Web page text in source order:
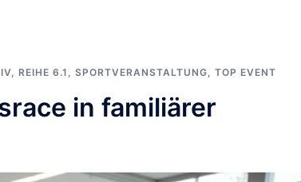
, REIHE 6.1 , SPORTVERANSTALTUNG, TOP EVENT
in familiärer